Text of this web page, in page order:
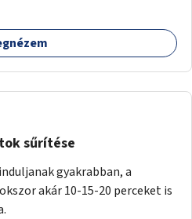
negyed metrómegállónál is
a metró nem jár, és a 200E
a 4-6 vonalán lakóknak
utat megspórolva 10-15
idejét.
sűrítése
gyakrabban, a
akár 10-15-20 perceket is